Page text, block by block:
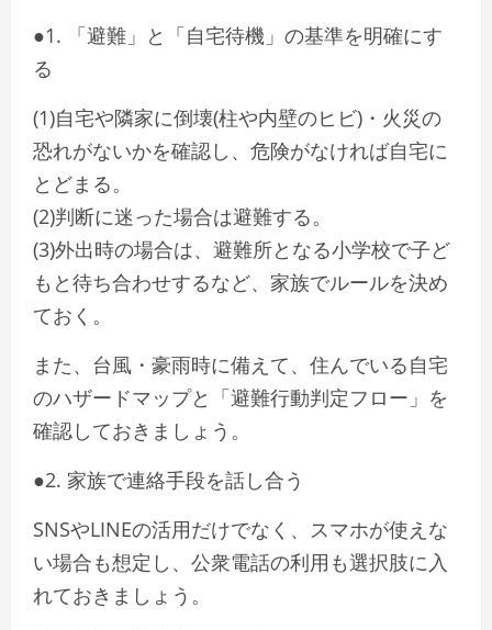
●1. 「避難」と「自宅待機」の基準を明確にす
る
(1)自宅や隣家に倒壊(柱や内壁のヒビ)・火災の
恐れがないかを確認し、危険がなければ自宅に
とどまる。
(2)判断に迷った場合は避難する。
(3)外出時の場合は、避難所となる小学校で子ど
もと待ち合わせするなど、家族でルールを決め
ておく。
また、台風・豪雨時に備えて、住んでいる自宅
のハザードマップと「避難行動判定フロー」を
確認しておきましょう。
●2. 家族で連絡手段を話し合う
SNSやLINEの活用だけでなく、スマホが使えな
い場合も想定し、公衆電話の利用も選択肢に入
れておきましょう。